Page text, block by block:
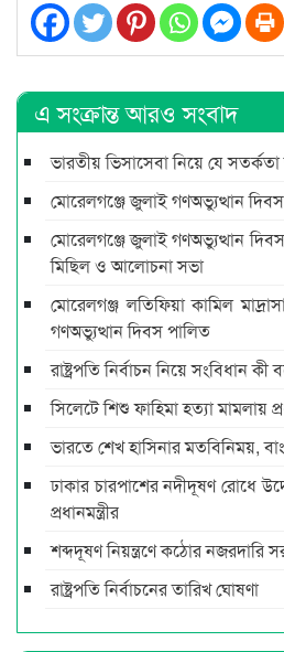
এ সংক্রান্ত আরও সংবাদ
ভারতীয় ভিসাসেবা নিয়ে যে
মোরেলগঞ্জে জুলাই গণঅভ্যুত্থান
মোরেলগঞ্জে জুলাই গণঅভ্যুত্থান
মিছিল ও আলোচনা সভা
মোরেলগঞ্জ লতিফিয়া কামিল
গণঅভ্যুত্থান দিবস পালিত
রাষ্ট্রপতি নির্বাচন নিয়ে সংবিধান
সিলেটে শিশু ফাহিমা হত্যা মামলায়
ভারতে শেখ হাসিনার মতবিনিময়,
ঢাকার চারপাশের নদীদূষণ রোধে
প্রধানমন্ত্রীর
শব্দদূষণ নিয়ন্ত্রণে কঠোর নজরদারি
রাষ্ট্রপতি নির্বাচনের তারিখ ঘোষণা